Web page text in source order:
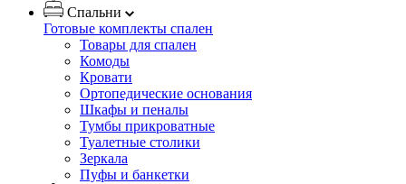
Спальни
Готовые комплекты спален
Товары для спален
Комоды
Кровати
Ортопедические основания
Шкафы и пеналы
Тумбы прикроватные
Туалетные столики
Зеркала
Пуфы и банкетки